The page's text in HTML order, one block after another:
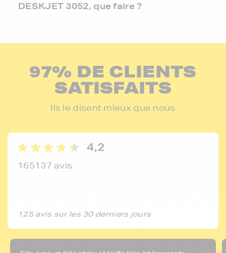
DESKJET 3052, que faire ?
97% DE CLIENTS
SATISFAITS
Ils le disent mieux que nous
4,2
165137 avis
125 avis sur les 30 derniers jours